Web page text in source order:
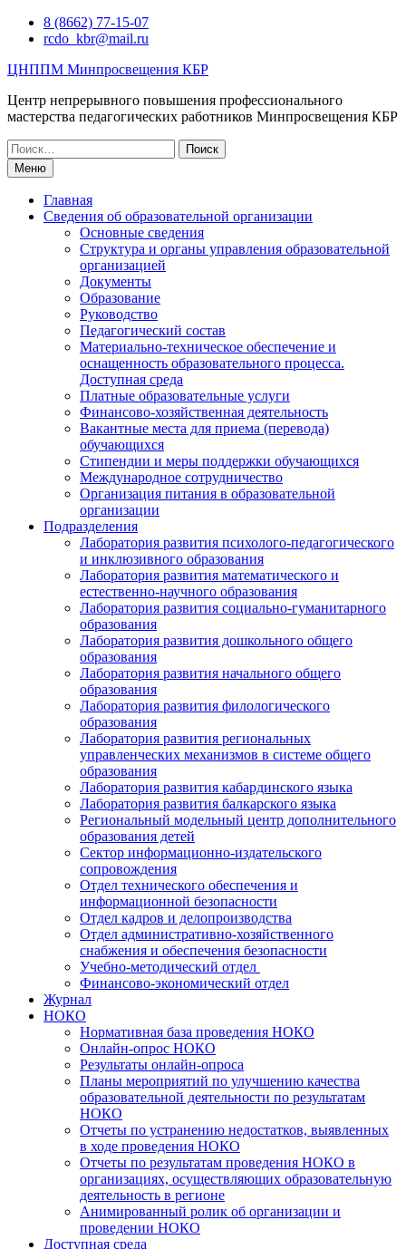
Перейти8 (8662) 77-15-07
rcdo_kbr@mail.ru
ЦНППМ Минпросвещения КБР
Центр непрерывного повышения профессионального
мастерства педагогических работников Минпросвещения КБР
Искать:
Меню
Главная
Сведения об образовательной организации
Основные сведения
Структура и органы управления образовательной
организацией
Документы
Образование
Руководство
Педагогический состав
Материально-техническое обеспечение и
оснащенность образовательного процесса.
Доступная среда
Платные образовательные услуги
Финансово-хозяйственная деятельность
Вакантные места для приема (перевода)
обучающихся
Стипендии и меры поддержки обучающихся
Международное сотрудничество
Организация питания в образовательной
организации
Подразделения
Лаборатория развития психолого-педагогического
и инклюзивного образования
Лаборатория развития математического и
естественно-научного образования
Лаборатория развития социально-гуманитарного
образования
Лаборатория развития дошкольного общего
образования
Лаборатория развития начального общего
образования
Лаборатория развития филологического
образования
Лаборатория развития региональных
управленческих механизмов в системе общего
образования
Лаборатория развития кабардинского языка
Лаборатория развития балкарского языка
Региональный модельный центр дополнительного
образования детей
Сектор информационно-издательского
сопровождения
Отдел технического обеспечения и
информационной безопасности
Отдел кадров и делопроизводства
Отдел административно-хозяйственного
снабжения и обеспечения безопасности
Учебно-методический отдел
Финансово-экономический отдел
Журнал
НОКО
Нормативная база проведения НОКО
Онлайн-опрос НОКО
Результаты онлайн-опроса
Планы мероприятий по улучшению качества
образовательной деятельности по результатам
НОКО
Отчеты по устранению недостатков, выявленных
в ходе проведения НОКО
Отчеты по результатам проведения НОКО в
организациях, осуществляющих образовательную
деятельность в регионе
Анимированный ролик об организации и
проведении НОКО
Доступная среда